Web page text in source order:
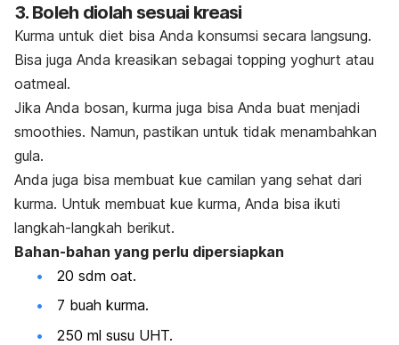
3. Boleh diolah sesuai kreasi
Kurma untuk diet bisa Anda konsumsi secara langsung.
Bisa juga Anda kreasikan sebagai topping yoghurt atau
oatmeal.
Jika Anda bosan, kurma juga bisa Anda buat menjadi
smoothies. Namun, pastikan untuk tidak menambahkan
gula.
Anda juga bisa membuat kue camilan yang sehat dari
kurma. Untuk membuat kue kurma, Anda bisa ikuti
langkah-langkah berikut.
Bahan-bahan yang perlu dipersiapkan
20 sdm oat.
7 buah kurma.
250 ml susu UHT.